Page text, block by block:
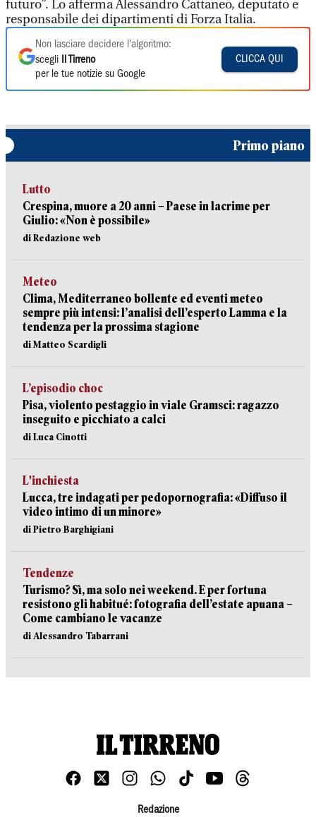
futuro”. Lo afferma Alessandro Cattaneo, deputato e
responsabile dei dipartimenti di Forza Italia.
Non lasciare decidere l'algoritmo:
scegli
Il Tirreno
per le tue notizie su Google
CLICCA QUI
Primo piano
Lutto
Crespina, muore a 20 anni – Paese in lacrime per
Giulio: «Non è possibile»
di Redazione web
Meteo
Clima, Mediterraneo bollente ed eventi meteo
sempre più intensi: l’analisi dell’esperto Lamma e la
tendenza per la prossima stagione
di Matteo Scardigli
L’episodio choc
Pisa, violento pestaggio in viale Gramsci: ragazzo
inseguito e picchiato a calci
di Luca Cinotti
L'inchiesta
Lucca, tre indagati per pedopornografia: «Diffuso il
video intimo di un minore»
di Pietro Barghigiani
Tendenze
Turismo? Sì, ma solo nei weekend. E per fortuna
resistono gli habitué: fotografia dell’estate apuana –
Come cambiano le vacanze
di Alessandro Tabarrani
Redazione